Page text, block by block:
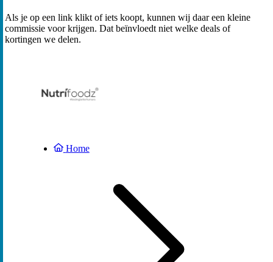
Als je op een link klikt of iets koopt, kunnen wij daar een kleine
commissie voor krijgen. Dat beïnvloedt niet welke deals of
kortingen we delen.
Home